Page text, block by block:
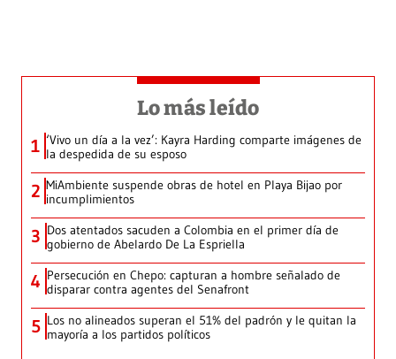
Lo más leído
1 ‘Vivo un día a la vez’: Kayra Harding comparte imágenes de
la despedida de su esposo
2 MiAmbiente suspende obras de hotel en Playa Bijao por
incumplimientos
3 Dos atentados sacuden a Colombia en el primer día de
gobierno de Abelardo De La Espriella
4 Persecución en Chepo: capturan a hombre señalado de
disparar contra agentes del Senafront
5 Los no alineados superan el 51% del padrón y le quitan la
mayoría a los partidos políticos